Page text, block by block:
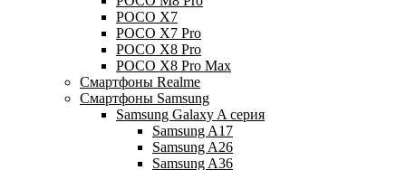
POCO X7
POCO X7 Pro
POCO X8 Pro
POCO X8 Pro Max
Смартфоны Realme
Смартфоны Samsung
Samsung Galaxy A серия
Samsung A17
Samsung A26
Samsung A36